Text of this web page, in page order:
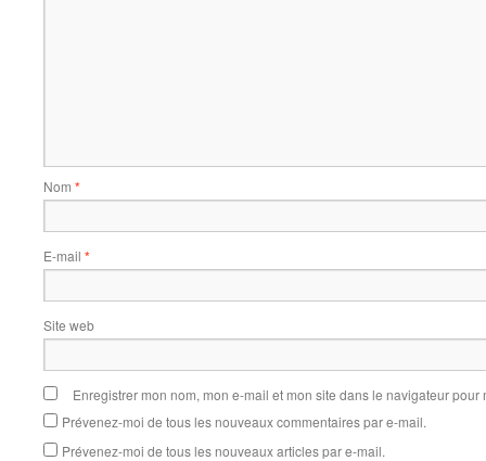
Nom *
E-mail *
Site web
Enregistrer mon nom, mon e-mail et mon site dans le navigateur
Prévenez-moi de tous les nouveaux commentaires par e-mail.
Prévenez-moi de tous les nouveaux articles par e-mail.